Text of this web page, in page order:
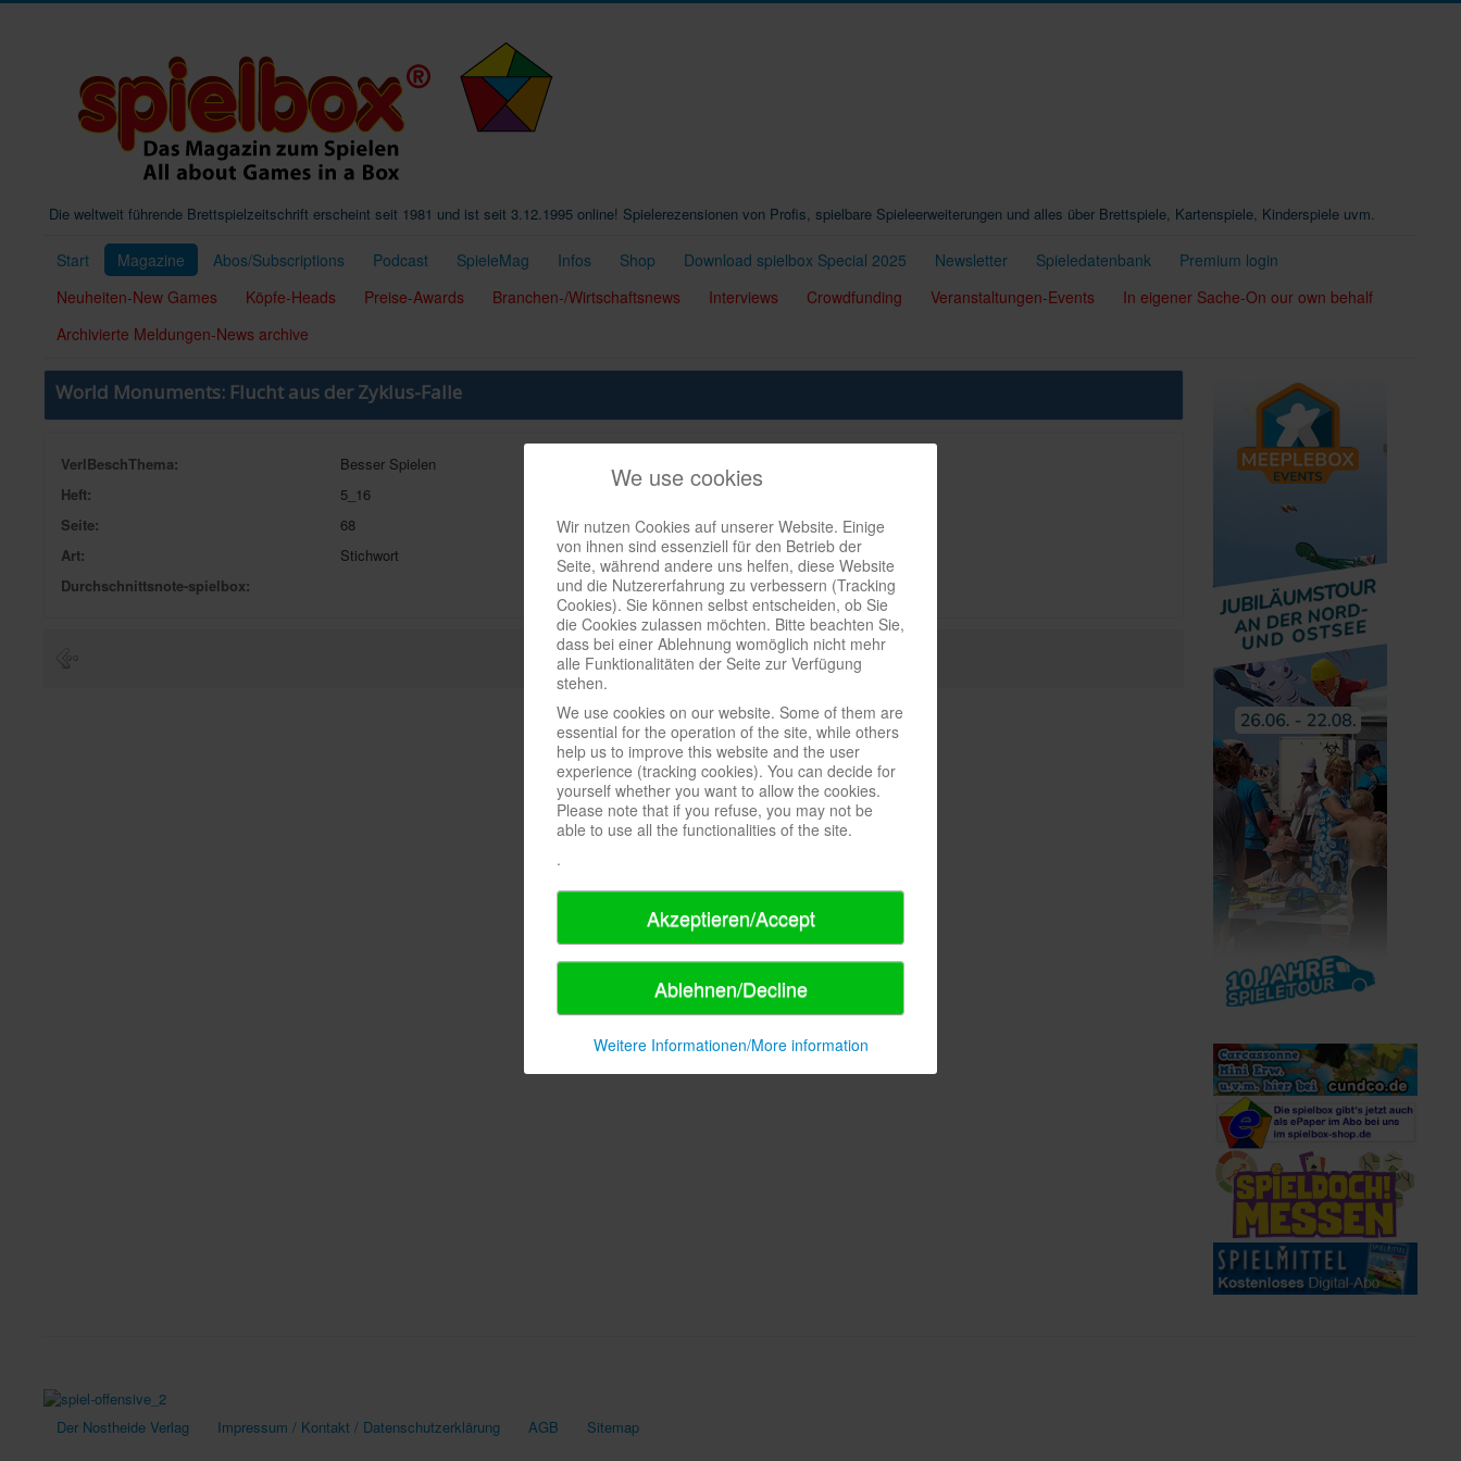
Die weltweit führende Brettspielzeitschrift erscheint seit 1981 und ist seit 3.12.1995 online! Spielerezensionen von Profis, spielbare Spieleerweiterungen und alles über Brettspiele, Kartenspiele, Kinderspiele uvm.
Start Magazine Abos/Subscriptions Podcast SpieleMag Infos Shop Download spielbox Special 2025 Newsletter Spieledatenbank
Premium login
Neuheiten-New Games
Köpfe-Heads Preise-Awards Branchen-/Wirtschaftsnews Interviews Crowdfunding Veranstaltungen-Events
In eigener Sache-On our own behalf
Archivierte Meldungen-News archive
World Monuments: Flucht aus der Zyklus-Falle
VerlBeschThema:
Besser Spielen
Heft:
5_16
Seite:
68
Art:
Stichwort
Durchschnittsnote-spielbox:
Der Nostheide Verlag Impressum / Kontakt / Datenschutzerklärung AGB Sitemap
We use cookies
Wir nutzen Cookies auf unserer Website. Einige
von ihnen sind essenziell für den Betrieb der
Seite, während andere uns helfen, diese Website
und die Nutzererfahrung zu verbessern (Tracking
Cookies). Sie können selbst entscheiden, ob Sie
die Cookies zulassen möchten. Bitte beachten Sie,
dass bei einer Ablehnung womöglich nicht mehr
alle Funktionalitäten der Seite zur Verfügung
stehen.
We use cookies on our website. Some of them are
essential for the operation of the site, while others
help us to improve this website and the user
experience (tracking cookies). You can decide for
yourself whether you want to allow the cookies.
Please note that if you refuse, you may not be
able to use all the functionalities of the site.
.
Akzeptieren/Accept
Ablehnen/Decline
Weitere Informationen/More information